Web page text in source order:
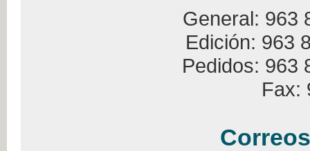
General: 963
Edición: 963
Pedidos: 963
Fax: